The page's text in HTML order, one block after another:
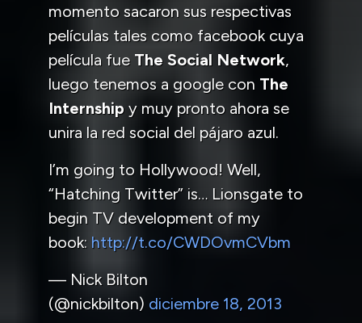
momento sacaron sus respectivas
películas tales como facebook cuya
película fue The Social Network,
luego tenemos a google con The
Internship y muy pronto ahora se
unira la red social del pájaro azul.
I’m going to Hollywood! Well,
“Hatching Twitter” is… Lionsgate to
begin TV development of my
book: http://t.co/CWDOvmCVbm
— Nick Bilton
(@nickbilton) diciembre 18, 2013